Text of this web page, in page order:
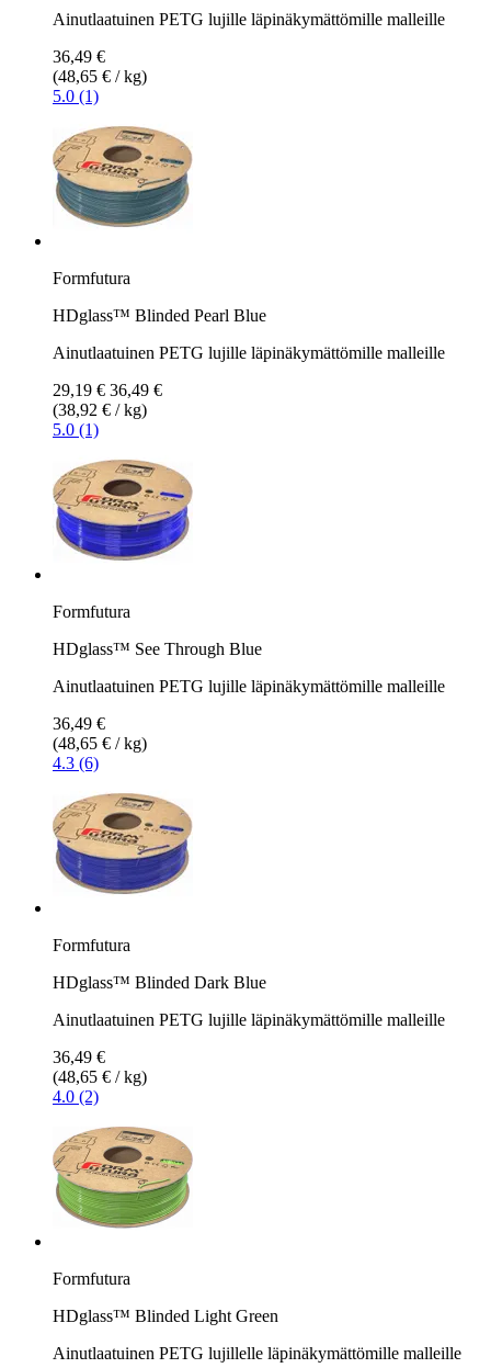
Ainutlaatuinen PETG lujille läpinäkymättömille malleille
36,49 €
(48,65 € / kg)
5.0 (1)
Formfutura
HDglass™ Blinded Pearl Blue
Ainutlaatuinen PETG lujille läpinäkymättömille malleille
29,19 € 36,49 €
(38,92 € / kg)
5.0 (1)
Formfutura
HDglass™ See Through Blue
Ainutlaatuinen PETG lujille läpinäkymättömille malleille
36,49 €
(48,65 € / kg)
4.3 (6)
Formfutura
HDglass™ Blinded Dark Blue
Ainutlaatuinen PETG lujille läpinäkymättömille malleille
36,49 €
(48,65 € / kg)
4.0 (2)
Formfutura
HDglass™ Blinded Light Green
Ainutlaatuinen PETG lujillelle läpinäkymättömille malleille